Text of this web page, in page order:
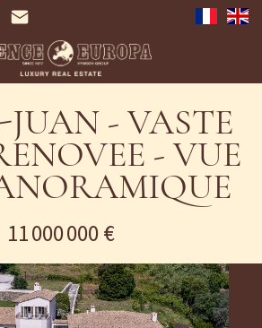
JUAN - VASTE
- VUE
11 000 000 €